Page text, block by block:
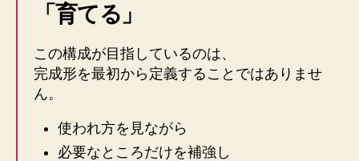
「育てる」
この構成が目指しているのは、
完成形を最初から定義することではありませ
ん。
使われ方を見ながら
必要なところだけを補強し